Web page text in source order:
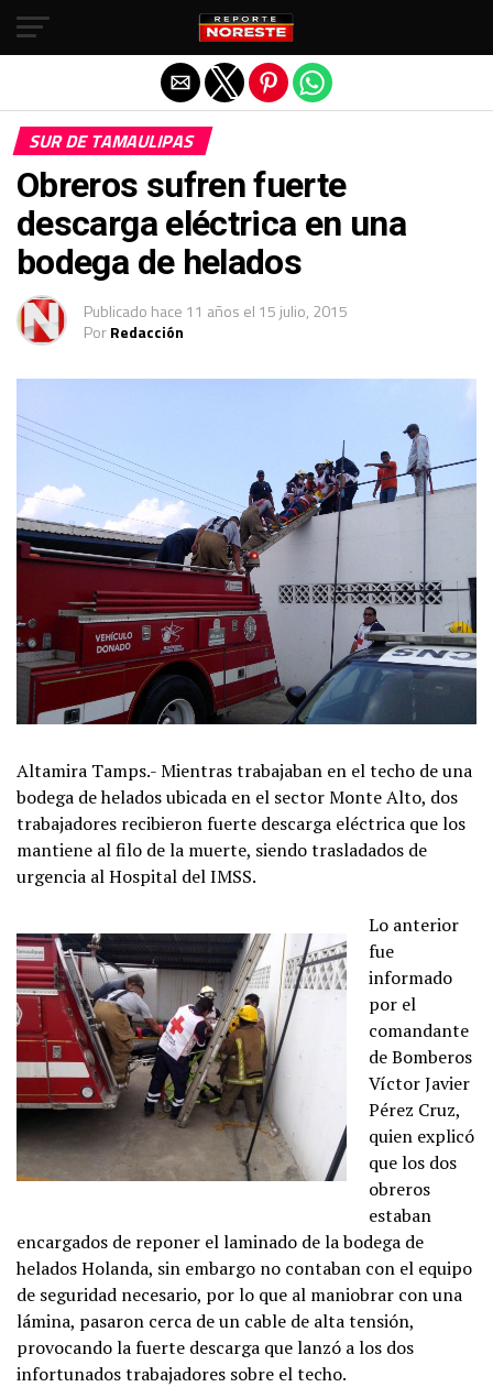
SUR DE TAMAULIPAS
Obreros sufren fuerte
descarga eléctrica en una
bodega de helados
Publicado hace 11 años el 15 julio, 2015
PorRedacción
Altamira Tamps.- Mientras trabajaban en el techo de una
bodega de helados ubicada en el sector Monte Alto, dos
trabajadores recibieron fuerte descarga eléctrica que los
mantiene al filo de la muerte, siendo trasladados de
urgencia al Hospital del IMSS.
Lo anterior
fue
informado
por el
comandante
de Bomberos
Víctor Javier
Pérez Cruz,
quien explicó
que los dos
obreros
estaban
encargados de reponer el laminado de la bodega de
helados Holanda, sin embargo no contaban con el equipo
de seguridad necesario, por lo que al maniobrar con una
lámina, pasaron cerca de un cable de alta tensión,
provocando la fuerte descarga que lanzó a los dos
infortunados trabajadores sobre el techo.
Salir de la versión móvil